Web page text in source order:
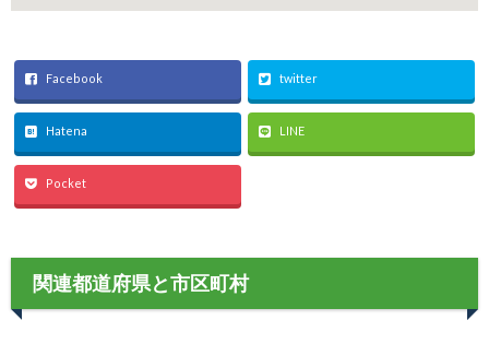
Facebook twitter
Hatena LINE
Pocket
関連都道府県と市区町村